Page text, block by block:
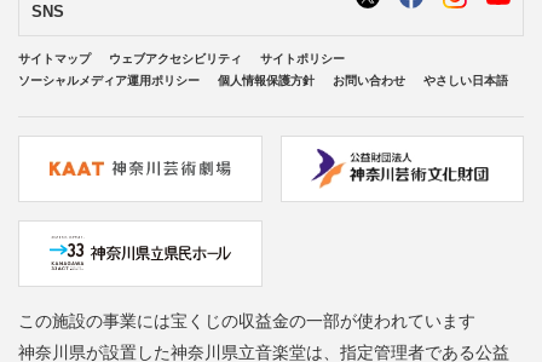
SNS
サイトマップ ウェブアクセシビリティ
サイトポリシー
ソーシャルメディア運用ポリシー
個人情報保護方針 お問い合わせ やさしい日本語
この施設の事業には宝くじの収益金の一部が使われています
神奈川県が設置した神奈川県立音楽堂は、指定管理者である公益